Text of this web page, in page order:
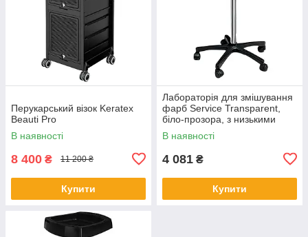
Перукарський візок Keratex
Beauti Pro
В наявності
8 400 ₴ 11 200 ₴
Купити
Лабораторія для змішування
фарб Service Transparent,
біло-прозора, з низькими
колесами
В наявності
4 081 ₴
Купити